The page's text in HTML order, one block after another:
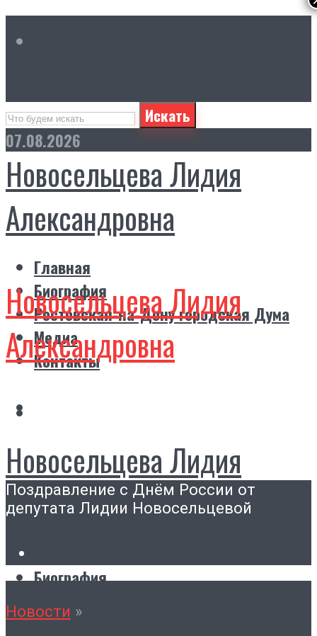
Искать
07.08.2026
Новосельцева Лидия
Александровна
Главная
Биография
Ростовская-на-Дону городская Дума
Медиа
Контакты
Новосельцева Лидия
Александровна
Новосельцева Лидия
Александровна
Биография
Медиа
Поздравление с Днём России от
депутата Лидии Новосельцевой
Новости »